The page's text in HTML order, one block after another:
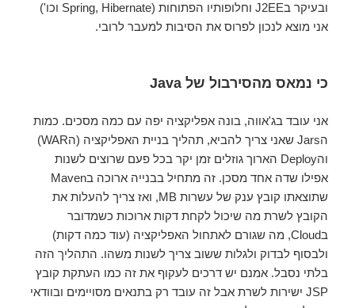
ובעיקר בJ2EE וחלופותיו הפתוחות (Spring, Hibernate וכו')
אני מוצא לנכון לפרוס את הסיבות למעבר לרובי.
כי נמאס מהסירבול של Java
אני עובד בג'אווה, בונה אפליקציה יפה עם כמה מסכים. כמות
הJars שאני צריך להביא, תהליך בניית האפליקציה (הWAR)
והDeploy הארוך גוזלים זמן יקר בכל פעם שרוצים לשנות
אפילו שדה אחד מסכן. זה מתחיל בבנייה ארוכה בMaven
שתוצאתו קובץ ענק של עשרות MB, ואז צריך להעלות את
הקובץ לשרת מה שיכול לקחת דקות ארוכות כשמדובר
בCloud, מה שגורם לאתחול האפליקציה (עוד כמה דקות)
ולבסוף לבדוק ולגלות ששוב צריך לשנות משהו. התהליך הזה
בלתי נסבל. אמנם יש דרכים לעקוף את זה כמו העתקת קובץ
JSP ישירות לשרת אבל זה עובד רק בתנאים מסויימים ובוודאי